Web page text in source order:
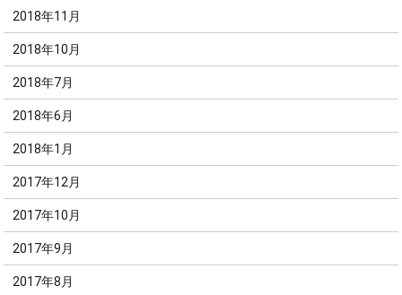
2018年11月
2018年10月
2018年7月
2018年6月
2018年1月
2017年12月
2017年10月
2017年9月
2017年8月